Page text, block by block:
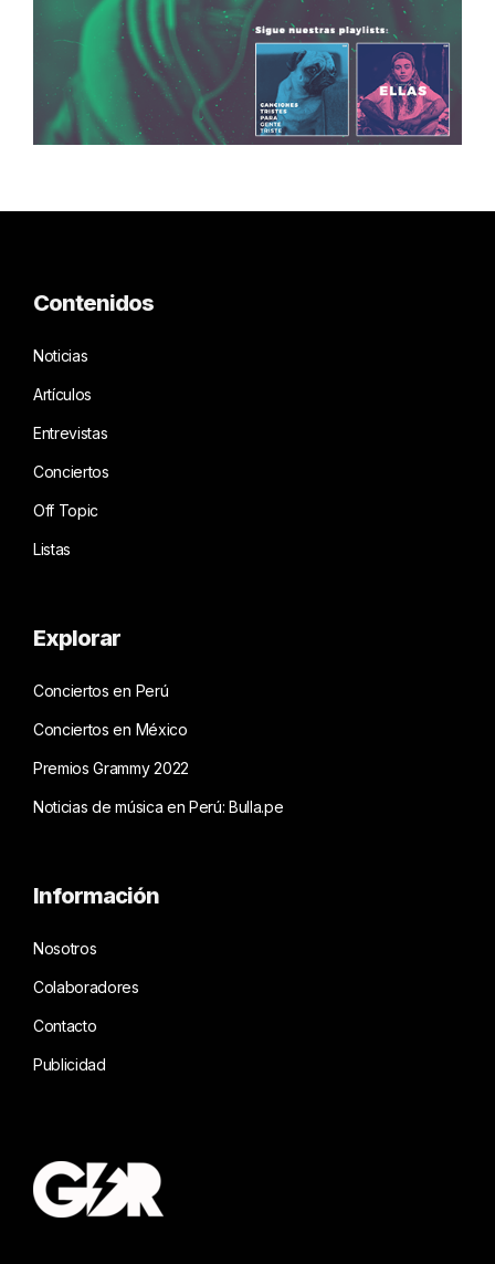
Contenidos
Noticias
Artículos
Entrevistas
Conciertos
Off Topic
Listas
Explorar
Conciertos en Perú
Conciertos en México
Premios Grammy 2022
Noticias de música en Perú: Bulla.pe
Información
Nosotros
Colaboradores
Contacto
Publicidad